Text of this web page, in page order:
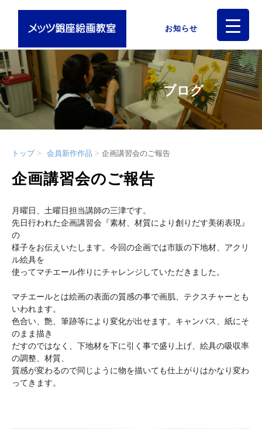
お知らせ
ブログ
トップ 会員新作作品 企画講習会のご報告
企画講習会のご報告
月曜日、土曜日担当講師の三津です。
先日行われた企画講習会『素材、材質により創りだす美術表現』
の
様子をお伝えいたします。今回の企画では市販の下地材、アクリ
ル絵具を
使ってマチエール作りにチャレンジしていただきました。
マチエールとは絵画の表面の質感の事で画肌、テクスチャーとも
いわれます。
色合い、艶、筆跡等により変化が出せます。キャンバス、紙にそ
のまま描き
だすのではなく、下地材を下に引く事で盛り上げ、絵具の吸収率
の調整、材質、
質感が変わるので同じように物を描いても仕上がりはかなり変わ
ってきます。